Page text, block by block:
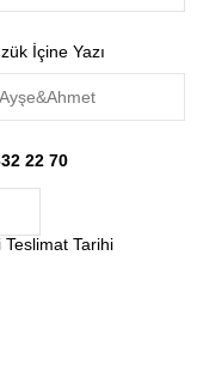
İçine Yazı
22 70
Teslimat Tarihi